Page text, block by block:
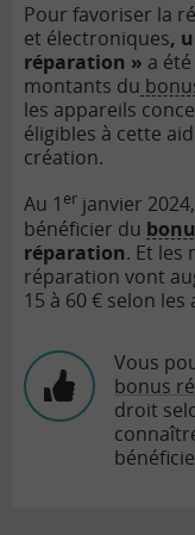
Pour favoriser la
et électroniques,
réparation » a
montants du
les appareils
éligibles à cette
création.
Au 1 er janvier
bénéficier du
réparation. Et les
réparation vont
15 à 60 € selon
Vous
bonus
droit